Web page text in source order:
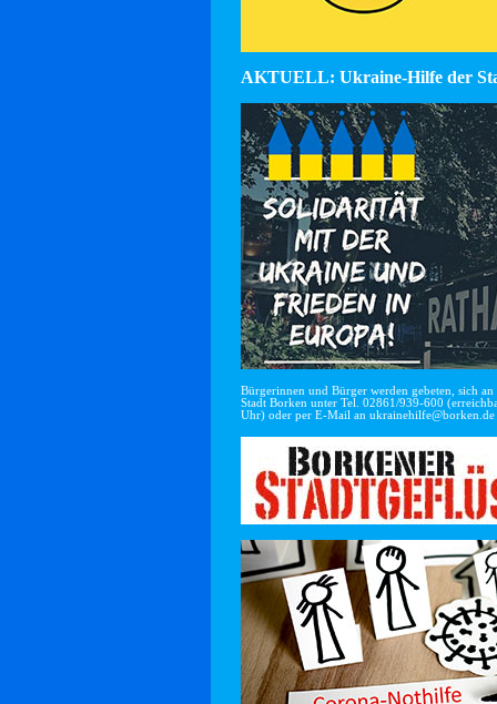
AKTUELL: Ukraine-Hilfe der
Bürgerinnen und Bürger werden gebeten, sich
Stadt Borken unter Tel. 02861/939-600
Uhr) oder per E-Mail an ukrainehilfe@borken.de